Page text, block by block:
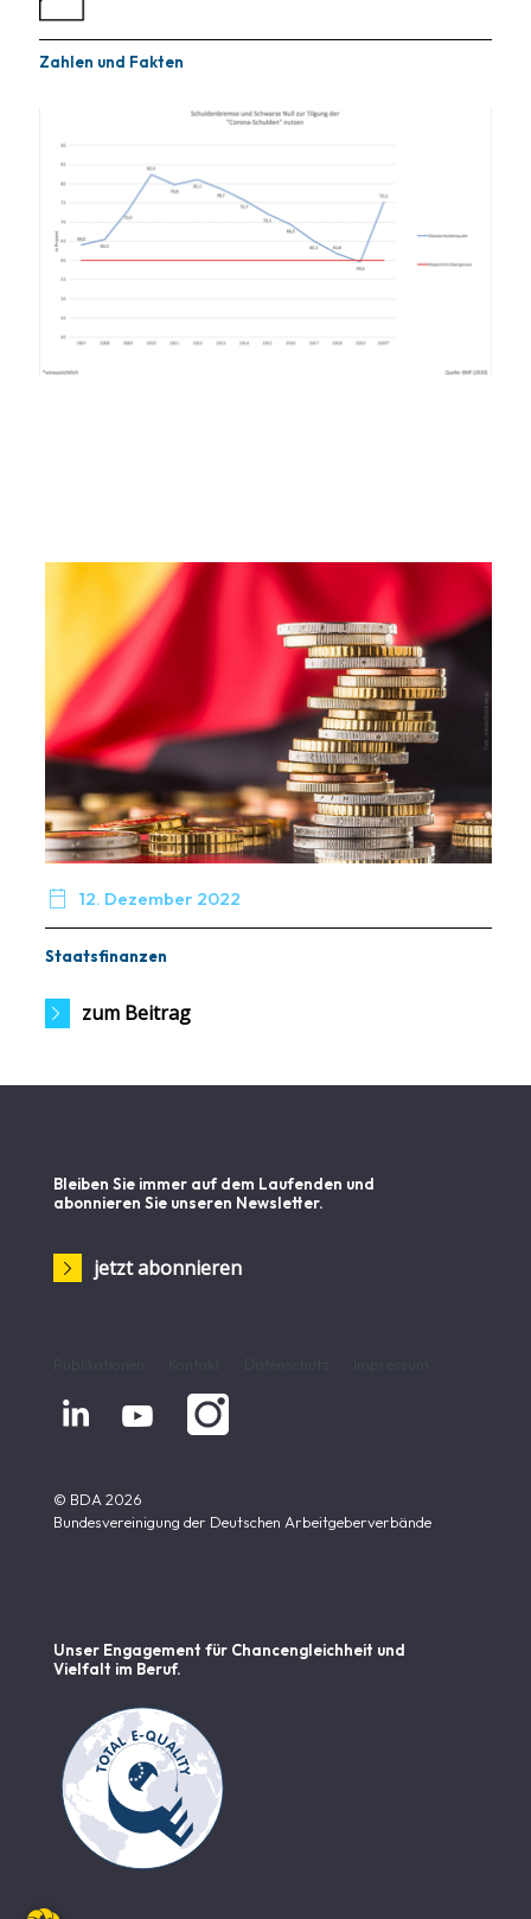
Zahlen und Fakten
 12. Dezember 2022
Staatsfinanzen
zum Beitrag
Bleiben Sie immer auf dem Laufenden und
abonnieren Sie unseren Newsletter.
jetzt abonnieren
 
© BDA 2026
Bundesvereinigung der Deutschen Arbeitgeberverbände
Unser Engagement für Chancen­gleichheit und
Vielfalt im Beruf.